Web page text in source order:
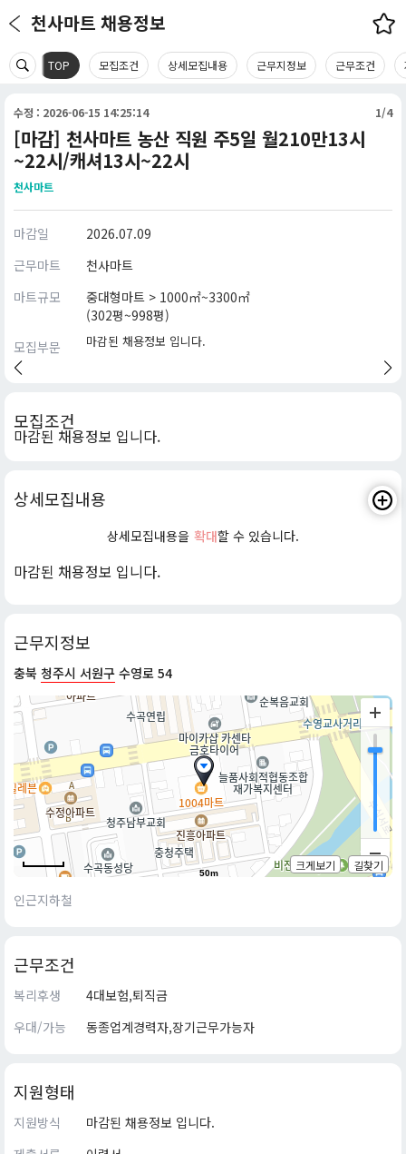
천사마트 채용정보
TOP 모집조건 상세모집내용 근무지정보 근무조건
수정 : 2026-06-15 14:25:14 1/4
[마감] 천사마트 농산 직원 주5일 월210만13시
~22시/캐셔13시~22시
천사마트
마감일
2026.07.09
근무마트
천사마트
마트규모
중대형마트 > 1000㎡~3300㎡
(302평~998평)
모집부문
마감된 채용정보 입니다.
모집조건
마감된 채용정보 입니다.
상세모집내용
상세모집내용을 확대할 수 있습니다.
마감된 채용정보 입니다.
근무지정보
충북 청주시 서원구 수영로 54
50m
크게보기 길찾기
인근지하철
근무조건
복리후생
4대보험,퇴직금
우대/가능
동종업계경력자,장기근무가능자
지원형태
지원방식
마감된 채용정보 입니다.